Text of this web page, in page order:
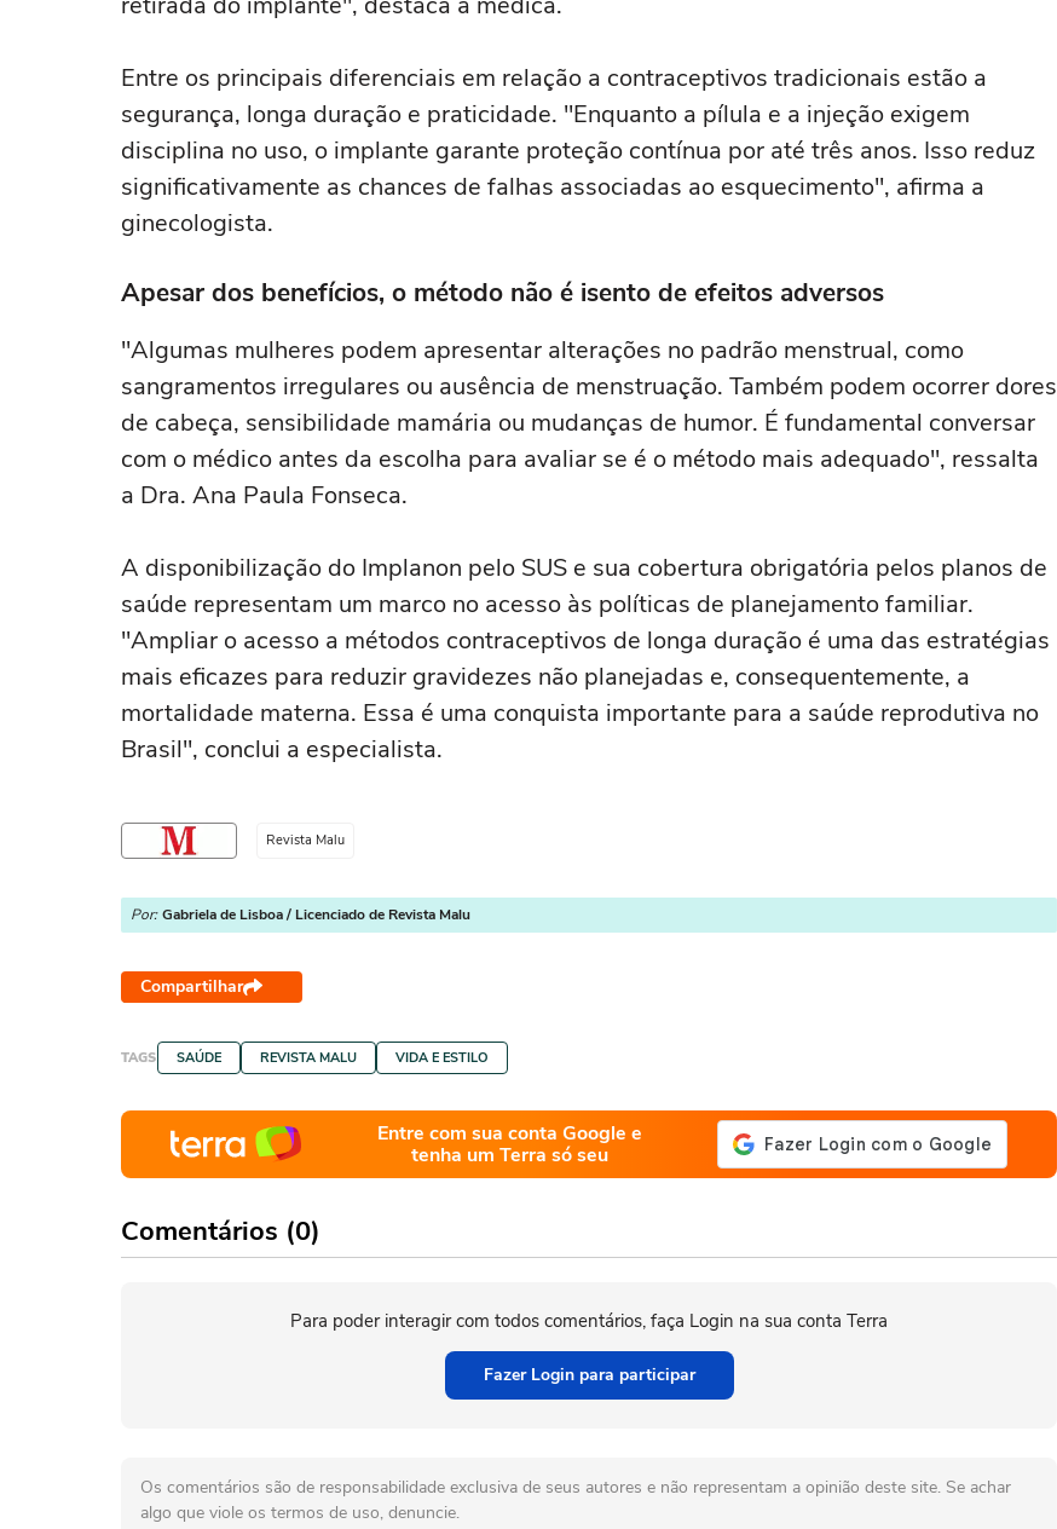
Entre os principais diferenciais em relação a contraceptivos tradicionais estão a
segurança, longa duração e praticidade. "Enquanto a pílula e a injeção exigem
disciplina no uso, o implante garante proteção contínua por até três anos. Isso reduz
significativamente as chances de falhas associadas ao esquecimento", afirma a
ginecologista.
Apesar dos benefícios, o método não é isento de efeitos adversos
"Algumas mulheres podem apresentar alterações no padrão menstrual, como
sangramentos irregulares ou ausência de menstruação. Também podem ocorrer dores
de cabeça, sensibilidade mamária ou mudanças de humor. É fundamental conversar
com o médico antes da escolha para avaliar se é o método mais adequado", ressalta
a Dra. Ana Paula Fonseca.
A disponibilização do Implanon pelo SUS e sua cobertura obrigatória pelos planos de
saúde representam um marco no acesso às políticas de planejamento familiar.
"Ampliar o acesso a métodos contraceptivos de longa duração é uma das estratégias
mais eficazes para reduzir gravidezes não planejadas e, consequentemente, a
mortalidade materna. Essa é uma conquista importante para a saúde reprodutiva no
Brasil", conclui a especialista.
Revista Malu
Por: Gabriela de Lisboa / Licenciado de Revista Malu
Compartilhar
TAGS SAÚDE REVISTA MALU VIDA E ESTILO
Entre com sua conta Google e
tenha um Terra só seu
Comentários (0)
Para poder interagir com todos comentários, faça Login na sua conta Terra
Fazer Login para participar
Os comentários são de responsabilidade exclusiva de seus autores e não representam a opinião deste site. Se achar
algo que viole os termos de uso, denuncie.